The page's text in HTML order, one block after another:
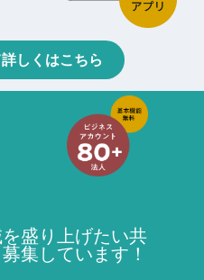
しくはこちら
を盛り上げたい共
集しています！